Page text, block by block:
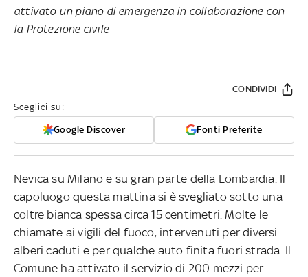
attivato un piano di emergenza in collaborazione con
la Protezione civile
Sceglici su:
Google Discover Fonti Preferite
CONDIVIDI
Nevica su Milano e su gran parte della Lombardia. Il
capoluogo questa mattina si è svegliato sotto una
coltre bianca spessa circa 15 centimetri. Molte le
chiamate ai vigili del fuoco, intervenuti per diversi
alberi caduti e per qualche auto finita fuori strada. Il
Comune ha attivato il servizio di 200 mezzi per